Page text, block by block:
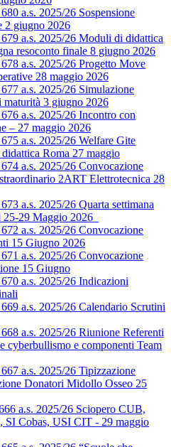
a.s. 2025/26 Sospensione
2 giugno 2026
a.s. 2025/26 Moduli di didattica
resoconto finale 8 giugno 2026
a.s. 2025/26 Progetto Move
28 maggio 2026
a.s. 2025/26 Simulazione
maturità 3 giugno 2026
a.s. 2025/26 Incontro con
– 27 maggio 2026
a.s. 2025/26 Welfare Gite
Roma 27 maggio
a.s. 2025/26 Convocazione
2ART Elettrotecnica 28
a.s. 2025/26 Quarta settimana
29 Maggio 2026
a.s. 2025/26 Convocazione
15 Giugno 2026
a.s. 2025/26 Convocazione
15 Giugno
a.s. 2025/26 Indicazioni
a.s. 2025/26 Calendario Scrutini
a.s. 2025/26 Riunione Referenti
cyberbullismo e componenti Team
a.s. 2025/26 Tipizzazione
Donatori Midollo Osseo 25
a.s. 2025/26 Sciopero CUB,
SI Cobas, USI CIT - 29 maggio